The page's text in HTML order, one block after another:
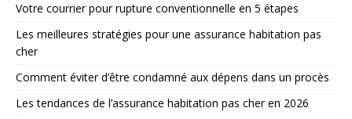
Votre courrier pour rupture conventionnelle en 5 étapes
Les meilleures stratégies pour une assurance habitation pas
cher
Comment éviter d’être condamné aux dépens dans un procès
Les tendances de l’assurance habitation pas cher en 2026